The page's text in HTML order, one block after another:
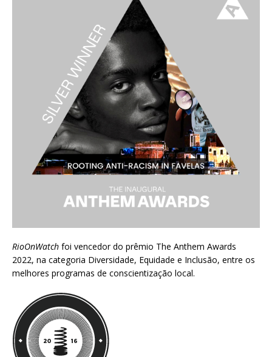
RioOnWatch foi vencedor do prêmio The Anthem Awards
2022, na categoria Diversidade, Equidade e Inclusão, entre os
melhores programas de conscientização local.